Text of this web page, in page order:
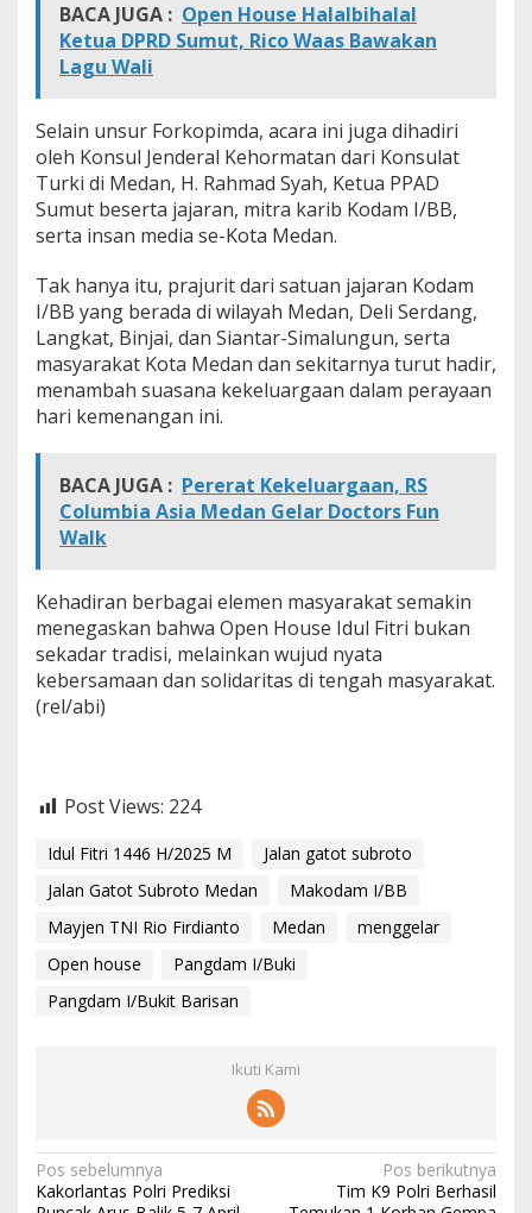
d
a
l
a
t
u
r
a
i
BACA JUGA : Open House Halalbihalal
Ketua DPRD Sumut, Rico Waas Bawakan
Lagu Wali
Selain unsur Forkopimda, acara ini juga dihadiri
oleh Konsul Jenderal Kehormatan dari Konsulat
Turki di Medan, H. Rahmad Syah, Ketua PPAD
Sumut beserta jajaran, mitra karib Kodam I/BB,
serta insan media se-Kota Medan.
Tak hanya itu, prajurit dari satuan jajaran Kodam
I/BB yang berada di wilayah Medan, Deli Serdang,
Langkat, Binjai, dan Siantar-Simalungun, serta
masyarakat Kota Medan dan sekitarnya turut hadir,
menambah suasana kekeluargaan dalam perayaan
hari kemenangan ini.
BACA JUGA : Pererat Kekeluargaan, RS
Columbia Asia Medan Gelar Doctors Fun
Walk
Kehadiran berbagai elemen masyarakat semakin
menegaskan bahwa Open House Idul Fitri bukan
sekadar tradisi, melainkan wujud nyata
kebersamaan dan solidaritas di tengah masyarakat.
(rel/abi)
Post Views: 224
Idul Fitri 1446 H/2025 M
Jalan gatot subroto
Jalan Gatot Subroto Medan
Makodam I/BB
Mayjen TNI Rio Firdianto
Medan
menggelar
Open house
Pangdam I/Buki
Pangdam I/Bukit Barisan
Ikuti Kami
N
Pos sebelumnya
Kakorlantas Polri Prediksi
Pos berikutnya
Tim K9 Polri Berhasil